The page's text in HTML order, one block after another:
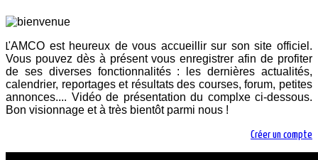
L'AMCO est heureux de vous accueillir sur son site officiel.
Vous pouvez dès à présent vous enregistrer afin de profiter
de ses diverses fonctionnalités : les dernières actualités,
calendrier, reportages et résultats des courses, forum, petites
annonces.... Vidéo de présentation du complxe ci-dessous.
Bon visionnage et à très bientôt parmi nous !
Créer un compte